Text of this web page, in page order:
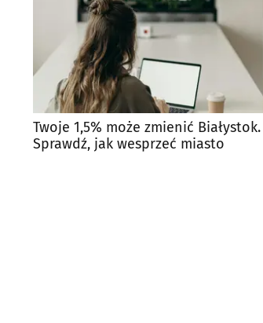
Twoje 1,5% może zmienić Białystok.
Sprawdź, jak wesprzeć miasto